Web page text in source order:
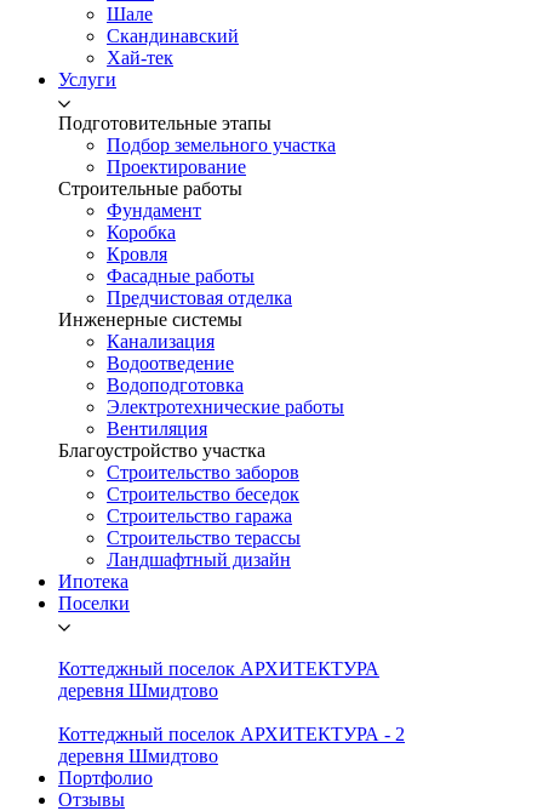
Шале
Скандинавский
Хай-тек
Услуги
Подготовительные этапы
Подбор земельного участка
Проектирование
Строительные работы
Фундамент
Коробка
Кровля
Фасадные работы
Предчистовая отделка
Инженерные системы
Канализация
Водоотведение
Водоподготовка
Электротехнические работы
Вентиляция
Благоустройство участка
Строительство заборов
Строительство беседок
Строительство гаража
Строительство терассы
Ландшафтный дизайн
Ипотека
Поселки
Коттеджный поселок АРХИТЕКТУРА
деревня Шмидтово
Коттеджный поселок АРХИТЕКТУРА - 2
деревня Шмидтово
Портфолио
Отзывы